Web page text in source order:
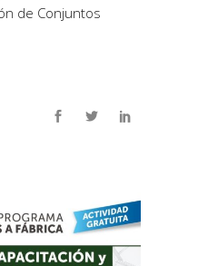
de Conjuntos